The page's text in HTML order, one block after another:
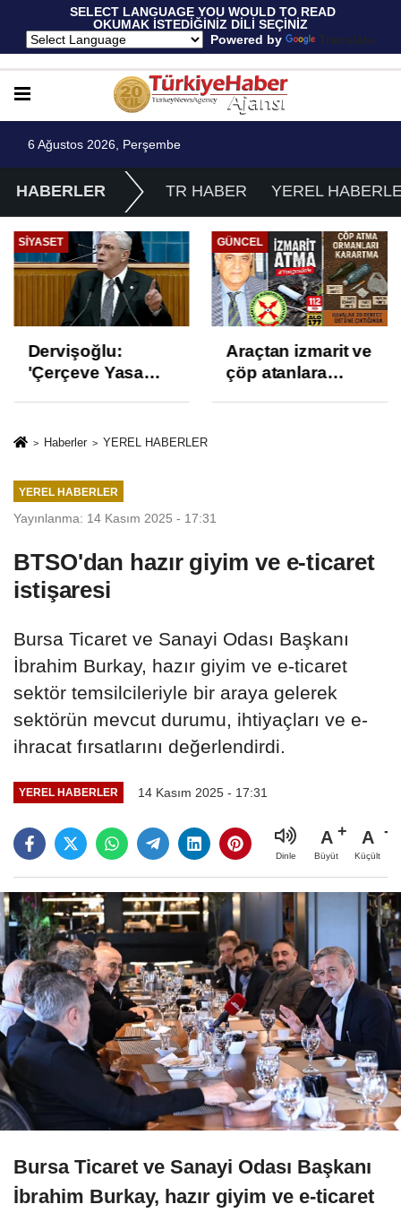
SELECT LANGUAGE YOU WOULD TO READ
OKUMAK İSTEDİĞİNİZ DİLİ SEÇİNİZ
Powered by
Translate
6 Ağustos 2026, Perşembe
HABERLER TR HABER YEREL
SIYASET
Dervişoğlu:
'Çerçeve Yasa
ve İhanet
GÜNCEL
Araçtan izmarit ve
çöp atanlara
Haberler YEREL HABERLER
YEREL HABERLER
Yayınlanma: 14 Kasım 2025 - 17:31
BTSO'dan hazır giyim ve e-ticaret
istişaresi
Bursa Ticaret ve Sanayi Odası Başkanı
İbrahim Burkay, hazır giyim ve e-ticaret
sektör temsilcileriyle bir araya gelerek
sektörün mevcut durumu, ihtiyaçları ve e-
ihracat fırsatlarını değerlendirdi.
YEREL HABERLER 14 Kasım 2025 - 17:31
Dinle
A
Büyüt
A
Küçült
Bursa Ticaret ve Sanayi Odası Başkanı
İbrahim Burkay, hazır giyim ve e-ticaret